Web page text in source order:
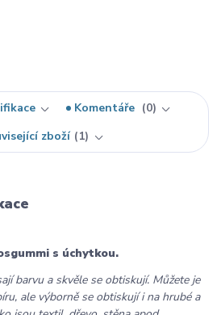
Komentáře
0
zboží
1
s úchytkou.
barvu a skvěle se obtiskují. Můžete je
ale výborně se obtiskují i na hrubé a